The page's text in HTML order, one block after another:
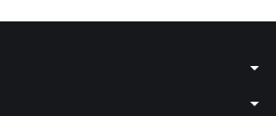
arrow_drop_down
arrow_drop_down